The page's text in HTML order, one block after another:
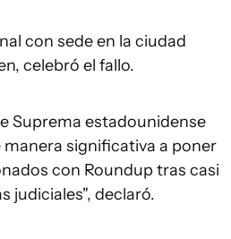
con sede en la ciudad
celebró el fallo.
Suprema estadounidense
significativa a poner
con Roundup tras casi
judiciales", declaró.